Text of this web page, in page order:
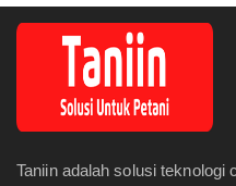
Taniin adalah solusi teknologi